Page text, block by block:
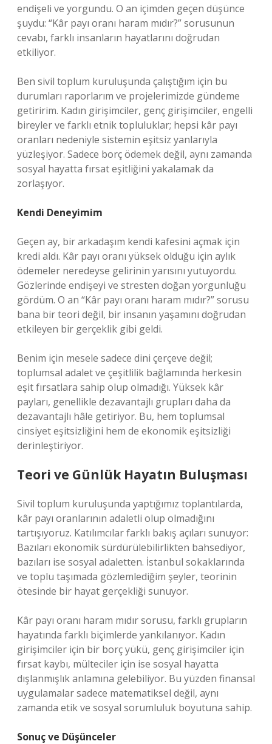
endişeli ve yorgundu. O an içimden geçen düşünce
şuydu: “Kâr payı oranı haram mıdır?” sorusunun
cevabı, farklı insanların hayatlarını doğrudan
etkiliyor.
Ben sivil toplum kuruluşunda çalıştığım için bu
durumları raporlarım ve projelerimizde gündeme
getiririm. Kadın girişimciler, genç girişimciler, engelli
bireyler ve farklı etnik topluluklar; hepsi kâr payı
oranları nedeniyle sistemin eşitsiz yanlarıyla
yüzleşiyor. Sadece borç ödemek değil, aynı zamanda
sosyal hayatta fırsat eşitliğini yakalamak da
zorlaşıyor.
Kendi Deneyimim
Geçen ay, bir arkadaşım kendi kafesini açmak için
kredi aldı. Kâr payı oranı yüksek olduğu için aylık
ödemeler neredeyse gelirinin yarısını yutuyordu.
Gözlerinde endişeyi ve stresten doğan yorgunluğu
gördüm. O an “Kâr payı oranı haram mıdır?” sorusu
bana bir teori değil, bir insanın yaşamını doğrudan
etkileyen bir gerçeklik gibi geldi.
Benim için mesele sadece dini çerçeve değil;
toplumsal adalet ve çeşitlilik bağlamında herkesin
eşit fırsatlara sahip olup olmadığı. Yüksek kâr
payları, genellikle dezavantajlı grupları daha da
dezavantajlı hâle getiriyor. Bu, hem toplumsal
cinsiyet eşitsizliğini hem de ekonomik eşitsizliği
derinleştiriyor.
Teori ve Günlük Hayatın Buluşması
Sivil toplum kuruluşunda yaptığımız toplantılarda,
kâr payı oranlarının adaletli olup olmadığını
tartışıyoruz. Katılımcılar farklı bakış açıları sunuyor:
Bazıları ekonomik sürdürülebilirlikten bahsediyor,
bazıları ise sosyal adaletten. İstanbul sokaklarında
ve toplu taşımada gözlemlediğim şeyler, teorinin
ötesinde bir hayat gerçekliği sunuyor.
Kâr payı oranı haram mıdır sorusu, farklı grupların
hayatında farklı biçimlerde yankılanıyor. Kadın
girişimciler için bir borç yükü, genç girişimciler için
fırsat kaybı, mülteciler için ise sosyal hayatta
dışlanmışlık anlamına gelebiliyor. Bu yüzden finansal
uygulamalar sadece matematiksel değil, aynı
zamanda etik ve sosyal sorumluluk boyutuna sahip.
Sonuç ve Düşünceler